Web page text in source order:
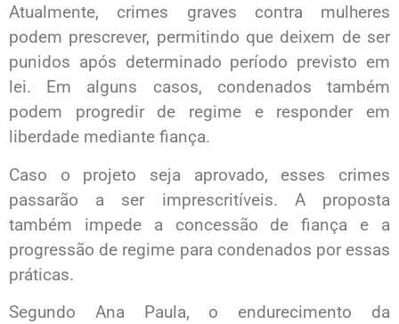
Atualmente, crimes graves contra mulheres
podem prescrever, permitindo que deixem de ser
punidos após determinado período previsto em
lei. Em alguns casos, condenados também
podem progredir de regime e responder em
liberdade mediante fiança.
Caso o projeto seja aprovado, esses crimes
passarão a ser imprescritíveis. A proposta
também impede a concessão de fiança e a
progressão de regime para condenados por essas
práticas.
Segundo Ana Paula, o endurecimento da